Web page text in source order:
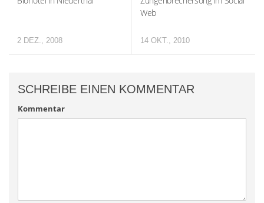
2 DEZ., 2008
Web
14 OKT., 2010
SCHREIBE EINEN KOMMENTAR
Kommentar